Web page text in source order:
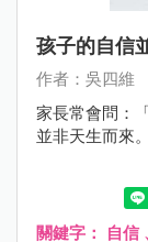
孩子的自信
作者：吳四維
家長常會問：
並非天生而來。
關鍵字： 自信